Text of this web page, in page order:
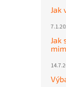
Jak
Jak